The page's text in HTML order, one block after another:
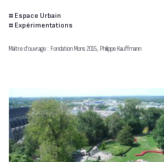
# Espace Urbain
# Expérimentations
Maître d’ouvrage : Fondation Mons 2015, Philippe Kauffmann